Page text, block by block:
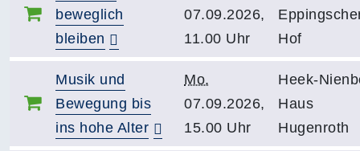
beweglich
bleiben
07.09.2026,
11.00 Uhr
Hof
Musik und
Bewegung bis
ins hohe Alter
Mo.
07.09.2026,
15.00 Uhr
Heek-
Haus
Hugenroth